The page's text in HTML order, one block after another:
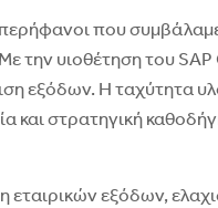
που
την υιοθέτηση του
εξόδων. Η ταχύτητα
και στρατηγική
εξόδων,